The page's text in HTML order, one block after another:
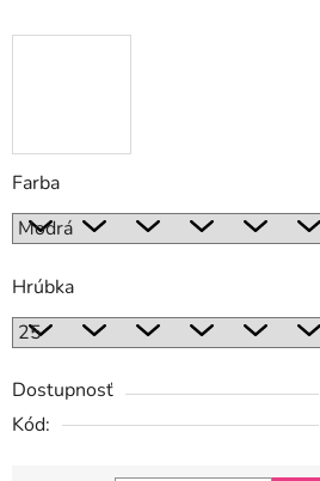
Farba
Hrúbka
Dostupnosť
Kód: